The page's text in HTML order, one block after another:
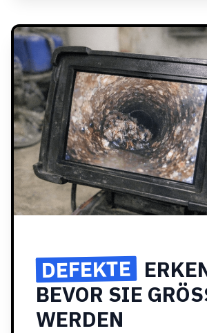
DEFEKTE
BEVOR SIE
WERDEN